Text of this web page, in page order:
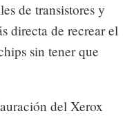
de transistores y
directa de recrear el
sin tener que
del Xerox